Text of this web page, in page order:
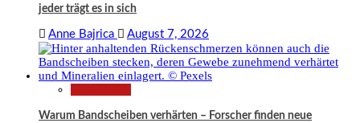
jeder trägt es in sich
Anne Bajrica August 7, 2026
Warum Bandscheiben verhärten – Forscher finden neue